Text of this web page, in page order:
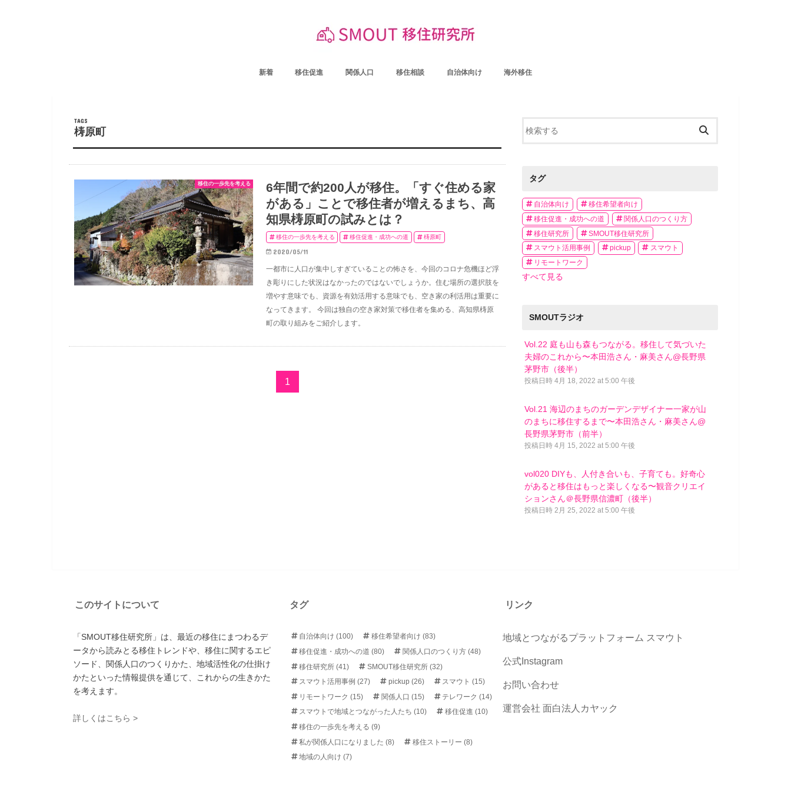
新着 移住促進 関係人口 移住相談 自治体向け 海外移住
梼原町
移住の一歩先を考える
6年間で約200人が移住。「すぐ住める家
がある」ことで移住者が増えるまち、高
知県梼原町の試みとは？
移住の一歩先を考える 移住促進・成功への道 梼原町
2020/05/11
一都市に人口が集中しすぎていることの怖さを、今回のコロナ危機ほど浮
き彫りにした状況はなかったのではないでしょうか。住む場所の選択肢を
増やす意味でも、資源を有効活用する意味でも、空き家の利活用は重要に
なってきます。 今回は独自の空き家対策で移住者を集める、高知県梼原
町の取り組みをご紹介します。
1
タグ
自治体向け
移住希望者向け
移住促進・成功への道
関係人口のつくり方
移住研究所
SMOUT移住研究所
スマウト活用事例
pickup
スマウト
リモートワーク
すべて見る
SMOUTラジオ
Vol.22 庭も山も森もつながる。移住して気づいた
夫婦のこれから〜本田浩さん・麻美さん@長野県
茅野市（後半）
投稿日時 4月 18, 2022 at 5:00 午後
Vol.21 海辺のまちのガーデンデザイナー一家が山
のまちに移住するまで〜本田浩さん・麻美さん@
長野県茅野市（前半）
投稿日時 4月 15, 2022 at 5:00 午後
vol020 DIYも、人付き合いも、子育ても。好奇心
があると移住はもっと楽しくなる〜観音クリエイ
ションさん＠長野県信濃町（後半）
投稿日時 2月 25, 2022 at 5:00 午後
このサイトについて
「SMOUT移住研究所」は、最近の移住にまつわるデ
ータから読みとる移住トレンドや、移住に関するエピ
ソード、関係人口のつくりかた、地域活性化の仕掛け
かたといった情報提供を通じて、これからの生きかた
を考えます。
詳しくはこちら >
タグ
自治体向け(100) 移住希望者向け (83)
移住促進・成功への道(80) 関係人口のつくり方 (48)
移住研究所(41) SMOUT移住研究所 (32)
スマウト活用事例(27) pickup (26) スマウト(15)
リモートワーク(15) 関係人口 (15) テレワーク(14)
スマウトで地域とつながった人たち(10) 移住促進 (10)
移住の一歩先を考える(9)
私が関係人口になりました(8) 移住ストーリー (8)
地域の人向け(7)
リンク
地域とつながるプラットフォーム スマウト
公式Instagram
お問い合わせ
運営会社 面白法人カヤック